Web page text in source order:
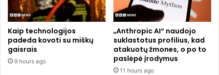
ė
j
e
o
j
a
m
s
Kaip technologijos
padeda kovoti su miškų
gaisrais
9 hours ago
„Anthropic AI“ naudojo
suklastotus profilius, kad
atakuotų žmones, o po to
paslėpė įrodymus
11 hours ago